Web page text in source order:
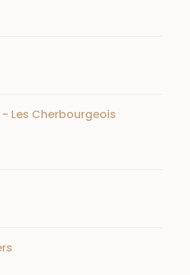
Les Cherbourgeois